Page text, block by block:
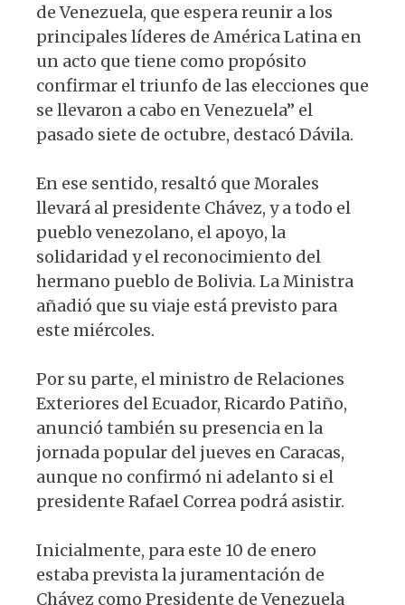
de Venezuela, que espera reunir a los
principales líderes de América Latina en
un acto que tiene como propósito
confirmar el triunfo de las elecciones que
se llevaron a cabo en Venezuela” el
pasado siete de octubre, destacó Dávila.
En ese sentido, resaltó que Morales
llevará al presidente Chávez, y a todo el
pueblo venezolano, el apoyo, la
solidaridad y el reconocimiento del
hermano pueblo de Bolivia. La Ministra
añadió que su viaje está previsto para
este miércoles.
Por su parte, el ministro de Relaciones
Exteriores del Ecuador, Ricardo Patiño,
anunció también su presencia en la
jornada popular del jueves en Caracas,
aunque no confirmó ni adelanto si el
presidente Rafael Correa podrá asistir.
Inicialmente, para este 10 de enero
estaba prevista la juramentación de
Chávez como Presidente de Venezuela